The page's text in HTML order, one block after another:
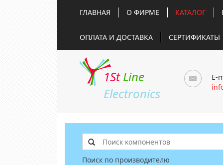
ГЛАВНАЯ О ФИРМЕ КАТАЛОГ
ОПЛАТА И ДОСТАВКА СЕРТИФИКАТЫ
1St Line
Electronics
E-
Поиск по производителю